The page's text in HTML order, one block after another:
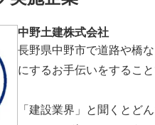
中野土建株式会社
長野県中野市で道路や橋
にするお手伝いをするこ
「建設業界」と聞くとど